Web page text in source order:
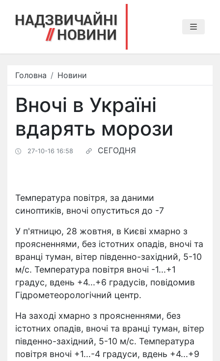
Головна Новини
Вночі в Україні
вдарять морози
27-10-16 16:58 СЕГОДНЯ
Температура повітря, за даними
синоптиків, вночі опуститься до -7
У п'ятницю, 28 жовтня, в Києві хмарно з
проясненнями, без істотних опадів, вночі та
вранці туман, вітер південно-західний, 5-10
м/с. Температура повітря вночі -1...+1
градус, вдень +4...+6 градусів, повідомив
Гідрометеорологічний центр.
На заході хмарно з проясненнями, без
істотних опадів, вночі та вранці туман, вітер
південно-західний, 5-10 м/с. Температура
повітря вночі +1...-4 градуси, вдень +4...+9